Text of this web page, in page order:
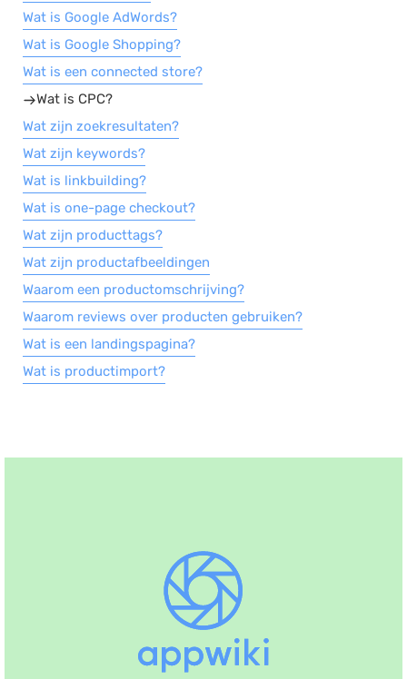
Wat is Google AdWords?
Wat is Google Shopping?
Wat is een connected store?
Wat is CPC?
Wat zijn zoekresultaten?
Wat zijn keywords?
Wat is linkbuilding?
Wat is one-page checkout?
Wat zijn producttags?
Wat zijn productafbeeldingen
Waarom een productomschrijving?
Waarom reviews over producten gebruiken?
Wat is een landingspagina?
Wat is productimport?